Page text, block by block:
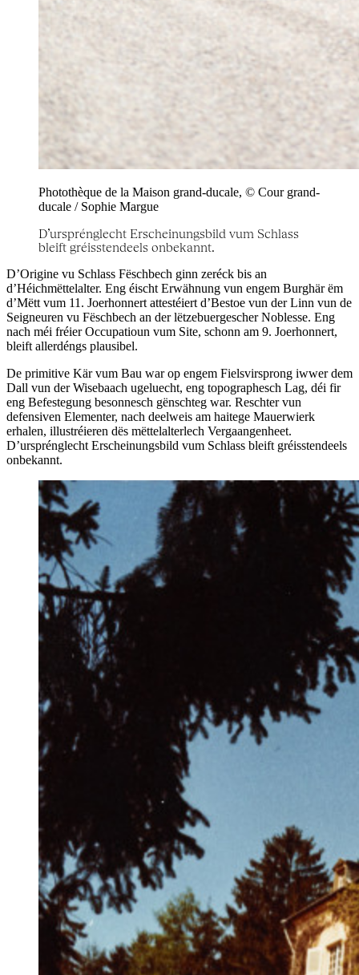
Photothèque de la Maison grand-ducale, © Cour grand-
ducale / Sophie Margue
D’ursprénglecht Erscheinungsbild vum Schlass
bleift gréisstendeels onbekannt.
D’Origine vu Schlass Fëschbech ginn zeréck bis an
d’Héichmëttelalter. Eng éischt Erwähnung vun engem Burghär ëm
d’Mëtt vum 11. Joerhonnert attestéiert d’Bestoe vun der Linn vun de
Seigneuren vu Fëschbech an der lëtzebuergescher Noblesse. Eng
nach méi fréier Occupatioun vum Site, schonn am 9. Joerhonnert,
bleift allerdéngs plausibel.
De primitive Kär vum Bau war op engem Fielsvirsprong iwwer dem
Dall vun der Wisebaach ugeluecht, eng topographesch Lag, déi fir
eng Befestegung besonnesch gënschteg war. Reschter vun
defensiven Elementer, nach deelweis am haitege Mauerwierk
erhalen, illustréieren dës mëttelalterlech Vergaangenheet.
D’ursprénglecht Erscheinungsbild vum Schlass bleift gréisstendeels
onbekannt.